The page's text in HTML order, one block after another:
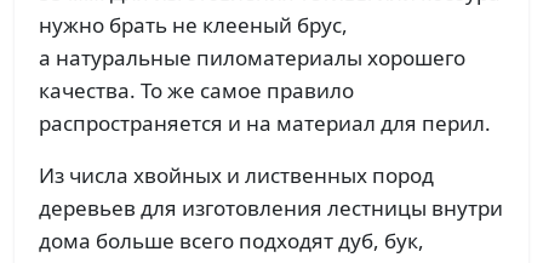
нужно брать не клееный брус,
а натуральные пиломатериалы хорошего
качества. То же самое правило
распространяется и на материал для перил.
Из числа хвойных и лиственных пород
деревьев для изготовления лестницы внутри
дома больше всего подходят дуб, бук,